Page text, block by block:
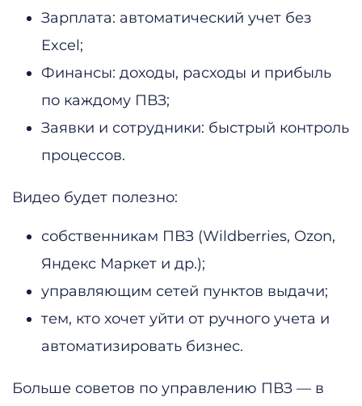
Зарплата: автоматический учет без
Excel;
Финансы: доходы, расходы и прибыль
по каждому ПВЗ;
Заявки и сотрудники: быстрый контроль
процессов.
Видео будет полезно:
собственникам ПВЗ (Wildberries, Ozon,
Яндекс Маркет и др.);
управляющим сетей пунктов выдачи;
тем, кто хочет уйти от ручного учета и
автоматизировать бизнес.
Больше советов по управлению ПВЗ — в